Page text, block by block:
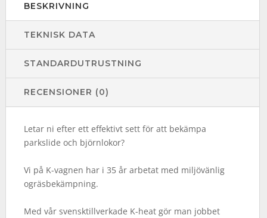
BESKRIVNING
TEKNISK DATA
STANDARDUTRUSTNING
RECENSIONER (0)
Letar ni efter ett effektivt sett för att bekämpa
parkslide och björnlokor?
Vi på K-vagnen har i 35 år arbetat med miljövänlig
ogräsbekämpning.
Med vår svensktillverkade K-heat gör man jobbet